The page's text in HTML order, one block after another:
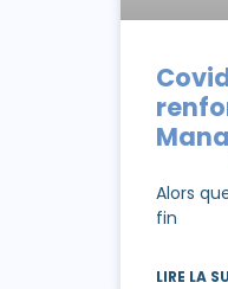
Alors
fin
LIRE LA